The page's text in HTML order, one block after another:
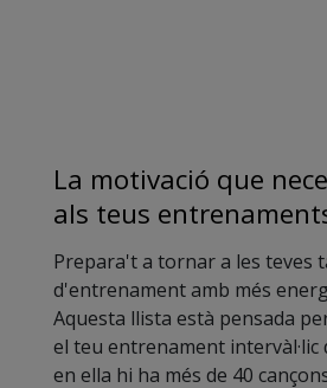
La motivació que
als teus
Prepara't a tornar a les teves
d'entrenament amb més
Aquesta llista està pensada
el teu entrenament
en ella hi ha més de 40